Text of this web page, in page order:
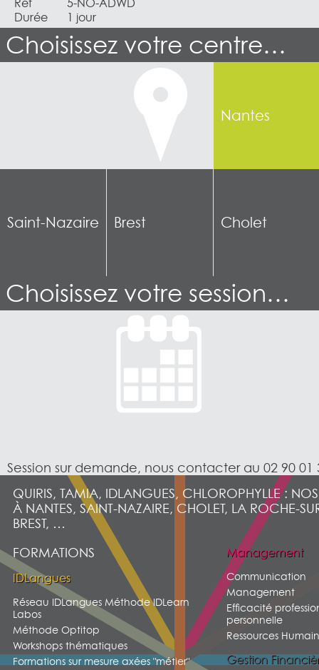
Réf
5-NO-ADWD
Durée
1 jour
Choisissez votre centre…
Nantes
Saint-Nazaire Brest Cholet
Choisissez votre session…
Session sur demande, nous contacter au 02 90 01
QUIRIS, TAMIA, IDLANGUES, CHLOROPHYLLE :
À NANTES, SAINT-NAZAIRE, CHOLET, LA ROCHE-
BREST, …
FORMATIONS
IDLangues
Réseau IDLangues Méthode IDLearn
Labos
Méthode Optitop
Workshops thématiques
Formations sur mesure axées "métier"
Management
Communication
Management
Efficacité
personnelle
Ressources
Gestion